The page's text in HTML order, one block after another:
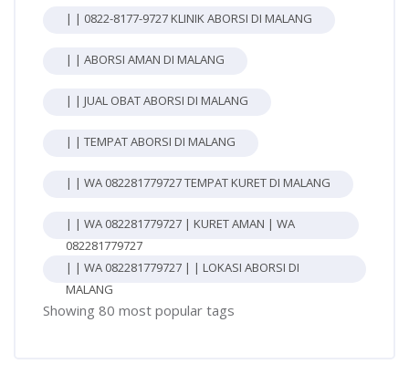
| | 0822-8177-9727 KLINIK ABORSI DI MALANG
| | ABORSI AMAN DI MALANG
| | JUAL OBAT ABORSI DI MALANG
| | TEMPAT ABORSI DI MALANG
| | WA 082281779727 TEMPAT KURET DI MALANG
| | WA 082281779727 | KURET AMAN | WA
082281779727
| | WA 082281779727 | | LOKASI ABORSI DI
MALANG
Showing 80 most popular tags